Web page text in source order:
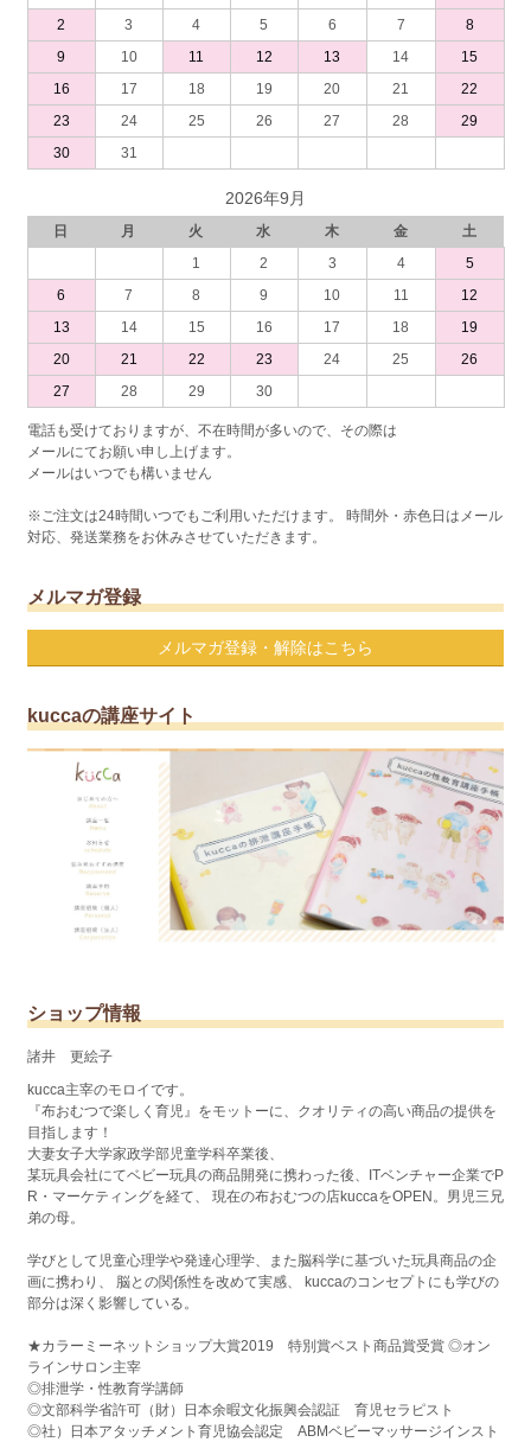
2
3 4 5 6 7
8
9
10 11 12 13 14
15
16
17 18 19 20 21
22
23
24 25 26 27 28
29
30
31
2026年9月
日 月 火 水 木 金
土
1
2 3 4
5
6
7 8 9 10 11
12
13
14 15 16 17 18
19
20
21 22 23 24 25
26
27
28 29 30
電話も受けておりますが、不在時間が多いので、その際は
メールにてお願い申し上げます。
メールはいつでも構いません
※ご注文は24時間いつでもご利用いただけます。 時間外・赤色日はメール
対応、発送業務をお休みさせていただきます。
メルマガ登録
メルマガ登録・解除はこちら
kuccaの講座サイト
ショップ情報
諸井 更絵子
kucca主宰のモロイです。
『布おむつで楽しく育児』をモットーに、クオリティの高い商品の提供を
目指します！
大妻女子大学家政学部児童学科卒業後、
某玩具会社にてベビー玩具の商品開発に携わった後、ITベンチャー企業でP
R・マーケティングを経て、 現在の布おむつの店kuccaをOPEN。男児三兄
弟の母。
学びとして児童心理学や発達心理学、また脳科学に基づいた玩具商品の企
画に携わり、 脳との関係性を改めて実感、 kuccaのコンセプトにも学びの
部分は深く影響している。
★カラーミーネットショップ大賞2019 特別賞ベスト商品賞受賞 ◎オン
ラインサロン主宰
◎排泄学・性教育学講師
◎文部科学省許可（財）日本余暇文化振興会認証 育児セラピスト
◎社）日本アタッチメント育児協会認定 ABMベビーマッサージインスト